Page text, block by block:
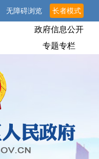
无障碍浏览 长者模式
政府信息公开
专题专栏